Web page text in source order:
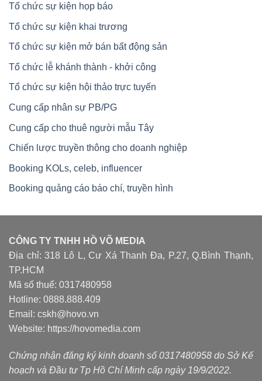
Tổ chức sự kiện họp báo
Tổ chức sự kiện khai trương
Tổ chức sự kiện mở bán bất động sản
Tổ chức lễ khánh thành - khởi công
Tổ chức sự kiện hội thảo trực tuyến
Cung cấp nhân sự PB/PG
Cung cấp cho thuê người mẫu Tây
Chiến lược truyền thông cho doanh nghiệp
Booking KOLs, celeb, influencer
Booking quảng cáo báo chí, truyền hình
CÔNG TY TNHH HỒ VÕ MEDIA
Địa chỉ: 318 Lô L, Cư Xá Thanh Đa, P.27, Q.Bình Thạnh,
TP.HCM
Mã số thuế: 0317480958
Hotline: 0888.888.409
Email: cskh@hovo.vn
Website: https://hovomedia.com
Chứng nhận đăng ký kinh doanh số 0317480958 do Sở Kế
hoạch và Đầu tư Tp Hồ Chí Minh cấp ngày 19/9/2022.